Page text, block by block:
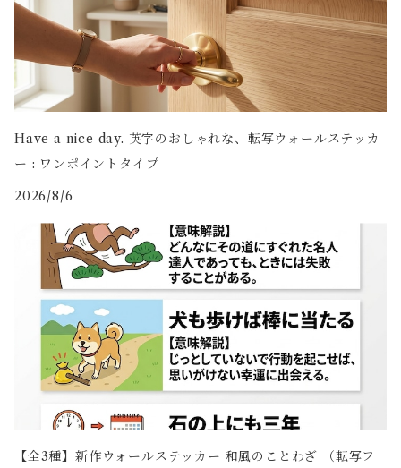
Have a nice day. 英字のおしゃれな、転写ウォールステッカ
ー : ワンポイントタイプ
2026/8/6
【全3種】新作ウォールステッカー 和風のことわざ （転写フ